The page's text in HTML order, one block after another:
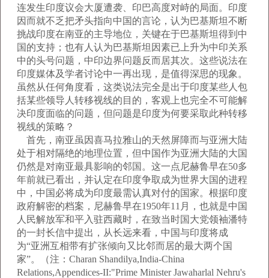
连发生印度议会大厦遭袭、印巴高度对峙的局面。印度
因而就不乏把矛头指向中国的言论，认为巴基斯坦不断
挑战印度在南亚的主导地位，关键在于巴基斯坦得到中
国的支持；也有人认为巴基斯坦因素已上升为中印关系
中的头号问题，中印边界问题反而居其次。这些说法在
印度媒体及学者讨论中一再出现，是值得深思的现象。
虽然从任何角度看，这类说法完全是出于印度某些人包
括某些领导人转移视线的目的，客观上也完全不可能解
决印度面临的问题，但问题是印度为何要采取此种转移
视线的策略？
首先，南亚虽因喜马拉雅山的天然屏障而与亚洲大陆
处于相对隔绝的地理位置，但中国作为亚洲大陆的大国
仍然是对南亚最具影响的邻国。这一点尼赫鲁早在50多
年前就已看出，并认定在印度争取成为世界大国的进程
中，中国必将成为印度最需认真对付的国家。根据印度
政府解密的档案，尼赫鲁早在1950年11月，也就是中国
人民解放军和平入驻西藏时，在致当时国大党领袖潘特
的一封长信中提出，从长远来看，中国与印度将成
为“亚洲互相带有扩张倾向又比邻而居的最大两个国
家”。（注：Charan Shandilya,India-China
Relations,Appendices-II:"Prime Minister Jawaharlal Nehru's